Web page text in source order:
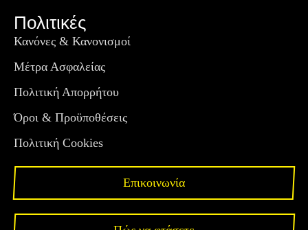
Πολιτικές
Κανόνες & Κανονισμοί
Μέτρα Ασφαλείας
Πολιτική Απορρήτου
Όροι & Προϋποθέσεις
Πολιτική Cookies
Επικοινωνία